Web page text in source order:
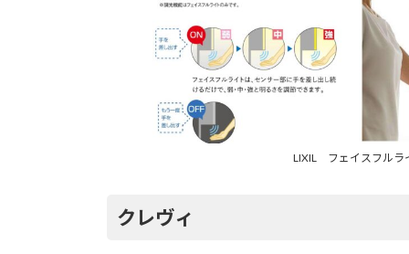
LIXIL フェイスフルラ
クレヴィ